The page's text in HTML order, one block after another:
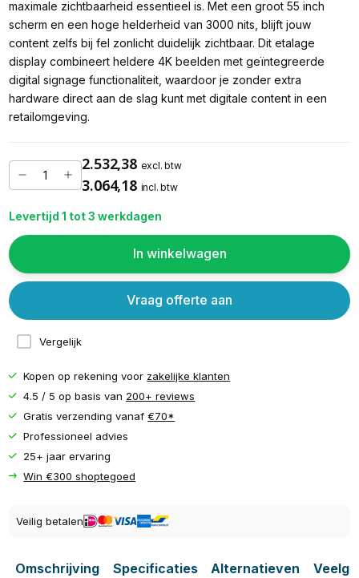
maximale zichtbaarheid essentieel is. Met een groot 55 inch
scherm en een hoge helderheid van 3000 nits, blijft jouw
content zelfs bij fel zonlicht duidelijk zichtbaar. Dit etalage
display combineert heldere 4K beelden met geïntegreerde
digital signage functionaliteit, waardoor je zonder extra
hardware direct aan de slag kunt met digitale content in een
retailomgeving.
2.532,38 excl. btw
3.064,18 incl. btw
Levertijd 1 tot 3 werkdagen
In winkelwagen
Vergelijk
Vraag offerte aan
Kopen op rekening voor zakelijke klanten
4.5 / 5 op basis van 200+ reviews
Gratis verzending vanaf€70*
Professioneel advies
25+ jaar ervaring
Win €300 shoptegoed
Veilig betalen
Omschrijving Specificaties Alternatieven